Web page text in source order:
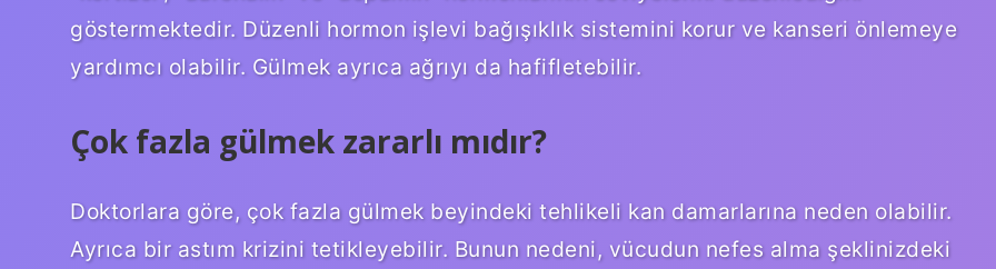
göstermektedir. Düzenli hormon işlevi bağışıklık sistemini korur ve kanseri önlemeye
yardımcı olabilir. Gülmek ayrıca ağrıyı da hafifletebilir.
Çok fazla gülmek zararlı mıdır?
Doktorlara göre, çok fazla gülmek beyindeki tehlikeli kan damarlarına neden olabilir.
Ayrıca bir astım krizini tetikleyebilir. Bunun nedeni, vücudun nefes alma şeklinizdeki